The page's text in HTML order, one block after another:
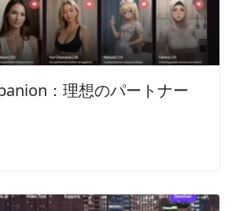
：理想のパートナー